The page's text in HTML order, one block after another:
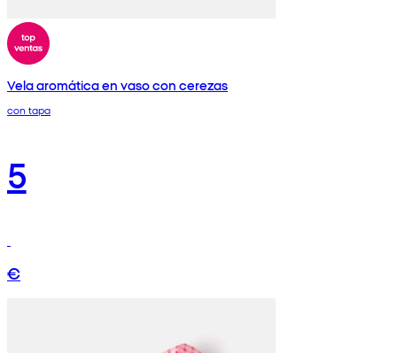
Vela aromática en vaso con cerezas
con tapa
5
€